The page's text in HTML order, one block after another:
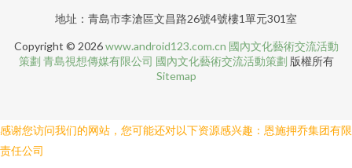
地址：青島市李滄區文昌路26號4號樓1單元301室
Copyright © 2026www.android123.com.cn 國內文化藝術交流活動
策劃 青島視想傳媒有限公司 國內文化藝術交流活動策劃 版權所有
Sitemap
感谢您访问我们的网站，您可能还对以下资源感兴趣：恩施押乔集团有限
责任公司